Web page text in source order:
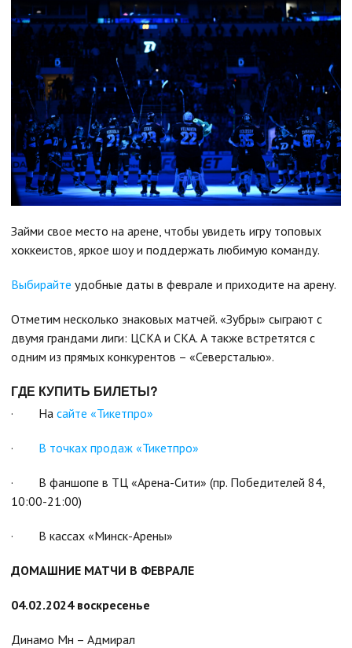
Займи свое место на арене, чтобы увидеть игру топовых
хоккеистов, яркое шоу и поддержать любимую команду.
Выбирайте удобные даты в феврале и приходите на арену.
Отметим несколько знаковых матчей. «Зубры» сыграют с
двумя грандами лиги: ЦСКА и СКА. А также встретятся с
одним из прямых конкурентов – «Северсталью».
ГДЕ КУПИТЬ БИЛЕТЫ?
· На сайте «Тикетпро»
· В точках продаж «Тикетпро»
· В фаншопе в ТЦ «Арена-Сити» (пр. Победителей 84,
10:00-21:00)
· В кассах «Минск-Арены»
ДОМАШНИЕ МАТЧИ В ФЕВРАЛЕ
04.02.2024 воскресенье
Динамо Мн – Адмирал